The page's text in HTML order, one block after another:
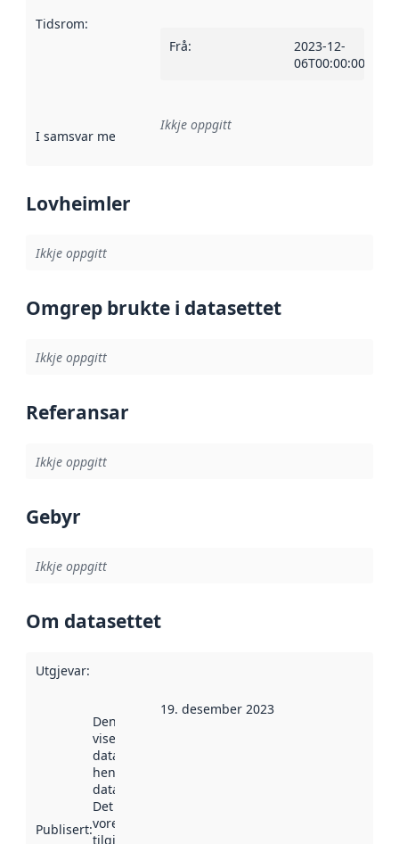
Tidsrom:
Frå:
2023-12-
06T00:00:00Z
I samsvar med Referanse til ei implementeringsregel eller
Ikkje oppgitt
Lovheimler
Ikkje oppgitt
Omgrep brukte i datasettet
Ikkje oppgitt
Referansar
Ikkje oppgitt
Gebyr
Ikkje oppgitt
Om datasettet
Utgjevar:
Publisert:
Denne datoen
viser når
datasettet vart
henta inn av
data.norge.no.
Det kan ha
vore
tilgjengeleg
19. desember 2023